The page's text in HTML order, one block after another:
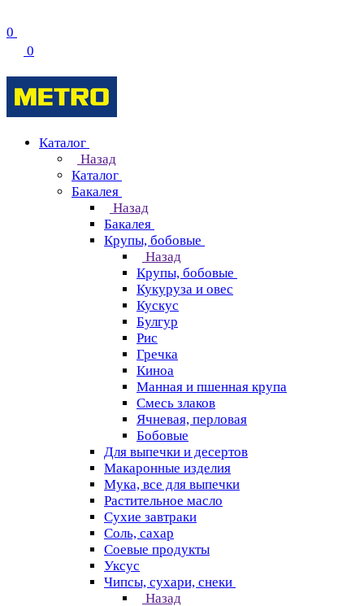
0
0
Каталог
Назад
Каталог
Бакалея
Назад
Бакалея
Крупы, бобовые
Назад
Крупы, бобовые
Кукуруза и овес
Кускус
Булгур
Рис
Гречка
Киноа
Манная и пшенная крупа
Смесь злаков
Ячневая, перловая
Бобовые
Для выпечки и десертов
Макаронные изделия
Мука, все для выпечки
Растительное масло
Сухие завтраки
Соль, сахар
Соевые продукты
Уксус
Чипсы, сухари, снеки
Назад